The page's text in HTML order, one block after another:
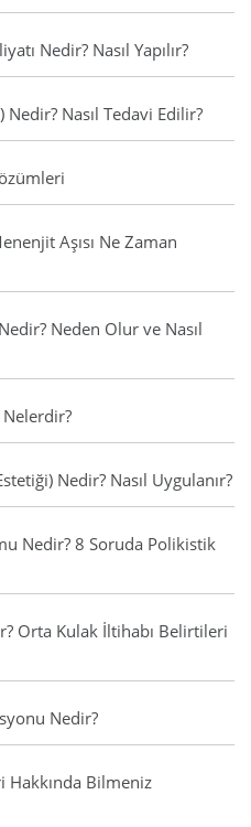
Nedir? Nasıl Yapılır?
Nasıl Tedavi Edilir?
Aşısı Ne Zaman
Neden Olur ve Nasıl
Nedir? Nasıl Uygulanır?
Nedir? 8 Soruda Polikistik
Orta Kulak İltihabı Belirtileri
Nedir?
Hakkında Bilmeniz